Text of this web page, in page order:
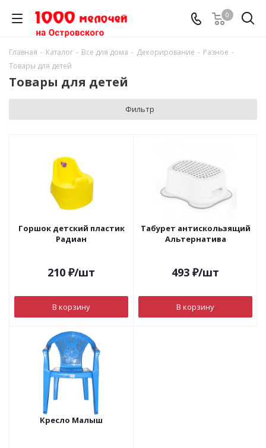
0
Главная - Каталог - Все для дома - Декорирование - Разное -
Товары для детей
Товары для детей
Фильтр
Горшок детский пластик
Радиан
210 ₽/шт
В корзину
Табурет антискользящий
Альтернатива
493 ₽/шт
В корзину
Кресло Малыш